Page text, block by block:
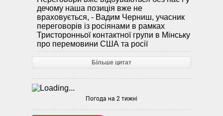
дечому наша позиція вже не
враховується, - Вадим Черниш, учасник
переговорів із росіянами в рамках
Тристоронньої контактної групи в Мінську
про перемовини США та росії
Більше цитат
Погода на 2 тижні